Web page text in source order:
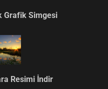
Grafik Simgesi
Resimi İndir